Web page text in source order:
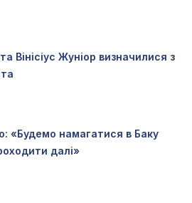
Вінісіус Жуніор визначилися з
«Будемо намагатися в Баку
далі»